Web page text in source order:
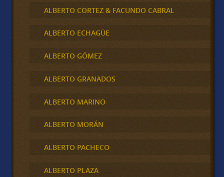
ALBERTO CORTEZ & FACUNDO CABRAL
ALBERTO ECHAGÜE
ALBERTO GÓMEZ
ALBERTO GRANADOS
ALBERTO MARINO
ALBERTO MORÁN
ALBERTO PACHECO
ALBERTO PLAZA